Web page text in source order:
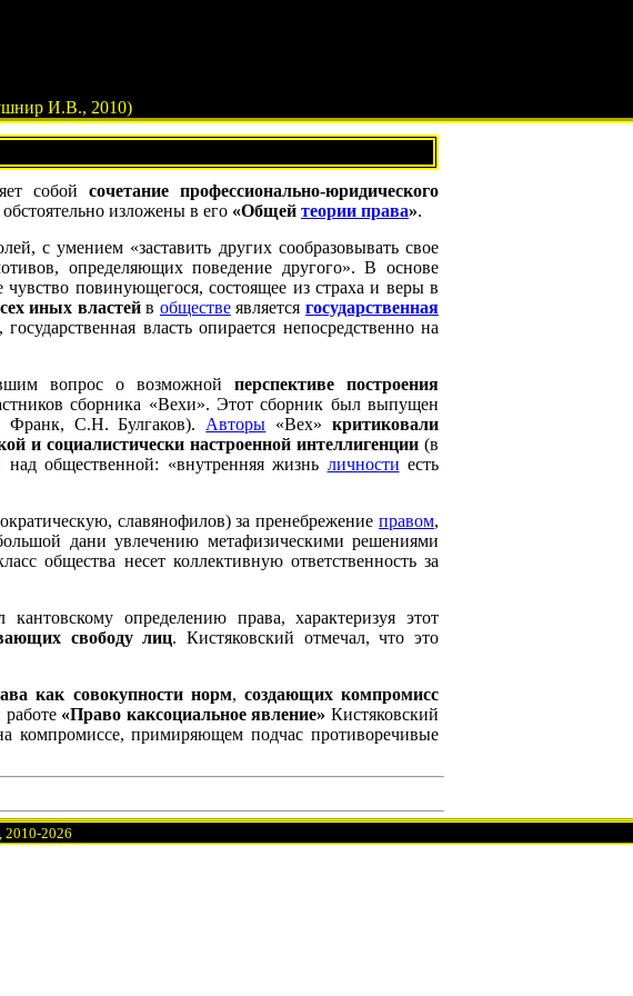
И.В., 2010)
собойсочетание профессионально-юридического
изложены в его «Общей теории права».
с умением «заставить других сообразовывать свое
определяющих поведение другого». В основе
повинующегося, состоящее из страха и веры в
иных властейв обществеявляется государственная
власть опирается непосредственно на
вопрос о возможнойперспективе построения
сборника «Вехи». Этот сборник был выпущен
Франк, С.Н. Булгаков). Авторы «Вех»критиковали
и социалистически настроенной интеллигенции(в
общественной: «внутренняя жизнь личности есть
славянофилов) за пренебрежение правом,
дани увлечению метафизическими решениями
общества несет коллективную ответственность за
определению права, характеризуя этот
свободу лиц. Кистяковский отмечал, что это
как совокупности норм, создающих компромисс
«Право каксоциальное явление» Кистяковский
компромиссе, примиряющем подчас противоречивые
2010-2026